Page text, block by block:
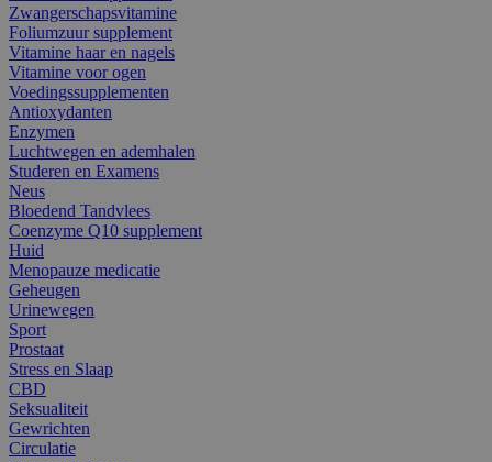
Zwangerschapsvitamine
Foliumzuur supplement
Vitamine haar en nagels
Vitamine voor ogen
Voedingssupplementen
Antioxydanten
Enzymen
Luchtwegen en ademhalen
Studeren en Examens
Neus
Bloedend Tandvlees
Coenzyme Q10 supplement
Huid
Menopauze medicatie
Geheugen
Urinewegen
Sport
Prostaat
Stress en Slaap
CBD
Seksualiteit
Gewrichten
Circulatie